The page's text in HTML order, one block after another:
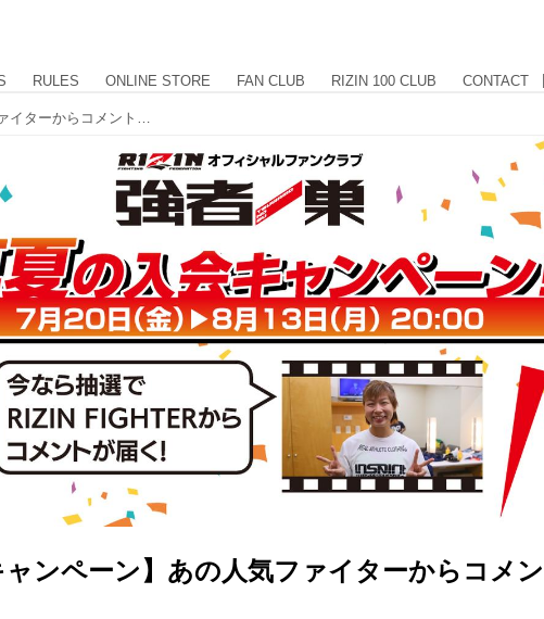
RULES ONLINE STORE FAN CLUB RIZIN 100 CLUB CONTACT
ャンペーン】あの人気ファイターからコメ